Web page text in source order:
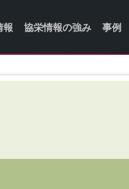
報 協栄情報の強み 事例